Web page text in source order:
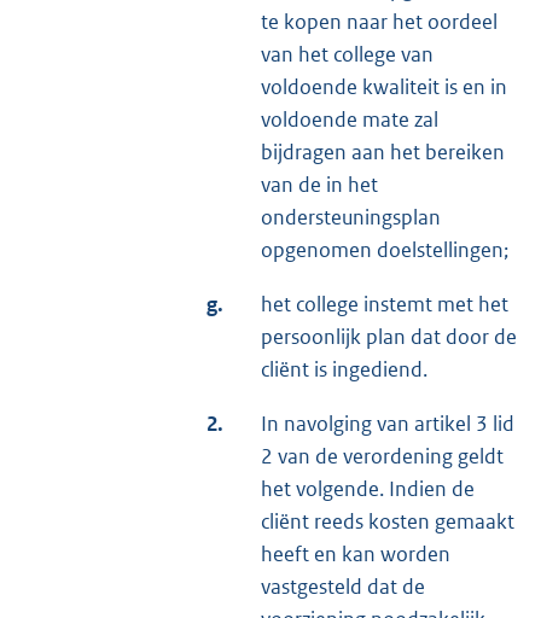
te kopen naar het oordeel
van het college van
voldoende kwaliteit is en in
voldoende mate zal
bijdragen aan het bereiken
van de in het
ondersteuningsplan
opgenomen doelstellingen;
g.
het college instemt met het
persoonlijk plan dat door de
cliënt is ingediend.
2.
In navolging van artikel 3 lid
2 van de verordening geldt
het volgende. Indien de
cliënt reeds kosten gemaakt
heeft en kan worden
vastgesteld dat de